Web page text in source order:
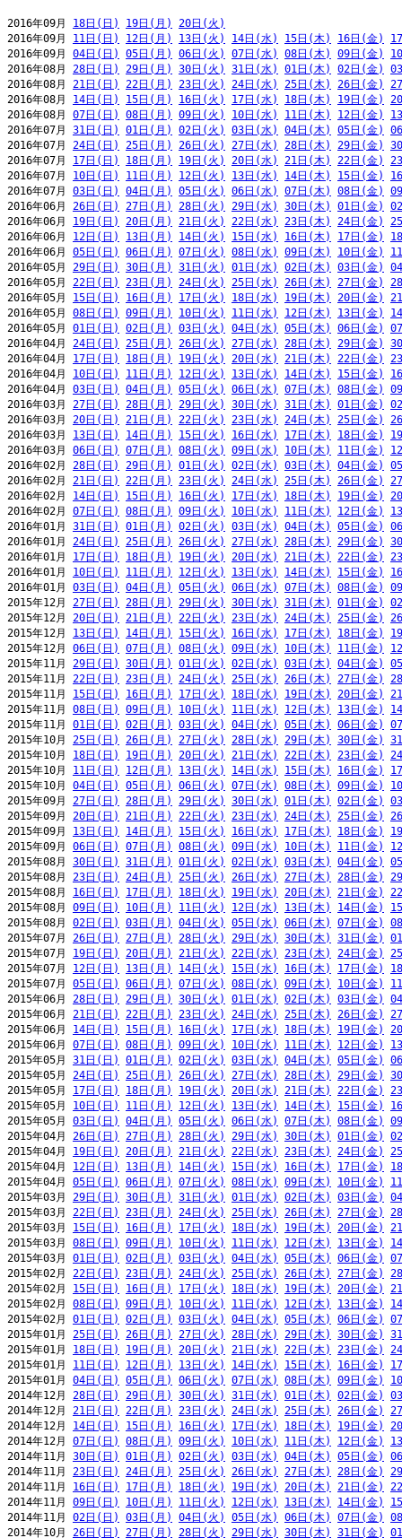
2016年09月 18日(日) 19日(月)
20日(火)
2016年09月 11日(日) 12日(月) 13日(火) 14日(水) 15日(木) 16日(金)
2016年09月 04日(日) 05日(月) 06日(火) 07日(水) 08日(木) 09日(金)
2016年08月 28日(日) 29日(月) 30日(火) 31日(水) 01日(木) 02日(金)
2016年08月 21日(日) 22日(月) 23日(火) 24日(水) 25日(木) 26日(金)
2016年08月 14日(日) 15日(月) 16日(火) 17日(水) 18日(木) 19日(金)
2016年08月 07日(日) 08日(月) 09日(火) 10日(水) 11日(木) 12日(金)
2016年07月 31日(日) 01日(月) 02日(火) 03日(水) 04日(木) 05日(金)
2016年07月 24日(日) 25日(月) 26日(火) 27日(水) 28日(木) 29日(金)
2016年07月 17日(日) 18日(月) 19日(火) 20日(水) 21日(木) 22日(金)
2016年07月 10日(日) 11日(月) 12日(火) 13日(水) 14日(木) 15日(金)
2016年07月 03日(日) 04日(月) 05日(火) 06日(水) 07日(木) 08日(金)
2016年06月 26日(日) 27日(月) 28日(火) 29日(水) 30日(木) 01日(金)
2016年06月 19日(日) 20日(月) 21日(火) 22日(水) 23日(木) 24日(金)
2016年06月 12日(日) 13日(月) 14日(火) 15日(水) 16日(木) 17日(金)
2016年06月 05日(日) 06日(月) 07日(火) 08日(水) 09日(木) 10日(金)
2016年05月 29日(日) 30日(月) 31日(火) 01日(水) 02日(木) 03日(金)
2016年05月 22日(日) 23日(月) 24日(火) 25日(水) 26日(木) 27日(金)
2016年05月 15日(日) 16日(月) 17日(火) 18日(水) 19日(木) 20日(金)
2016年05月 08日(日) 09日(月) 10日(火) 11日(水) 12日(木) 13日(金)
2016年05月 01日(日) 02日(月) 03日(火) 04日(水) 05日(木) 06日(金)
2016年04月 24日(日) 25日(月) 26日(火) 27日(水) 28日(木) 29日(金)
2016年04月 17日(日) 18日(月) 19日(火) 20日(水) 21日(木) 22日(金)
2016年04月 10日(日) 11日(月) 12日(火) 13日(水) 14日(木) 15日(金)
2016年04月 03日(日) 04日(月) 05日(火) 06日(水) 07日(木) 08日(金)
2016年03月 27日(日) 28日(月) 29日(火) 30日(水) 31日(木) 01日(金)
2016年03月 20日(日) 21日(月) 22日(火) 23日(水) 24日(木) 25日(金)
2016年03月 13日(日) 14日(月) 15日(火) 16日(水) 17日(木) 18日(金)
2016年03月 06日(日) 07日(月) 08日(火) 09日(水) 10日(木) 11日(金)
2016年02月 28日(日) 29日(月) 01日(火) 02日(水) 03日(木) 04日(金)
2016年02月 21日(日) 22日(月) 23日(火) 24日(水) 25日(木) 26日(金)
2016年02月 14日(日) 15日(月) 16日(火) 17日(水) 18日(木) 19日(金)
2016年02月 07日(日) 08日(月) 09日(火) 10日(水) 11日(木) 12日(金)
2016年01月 31日(日) 01日(月) 02日(火) 03日(水) 04日(木) 05日(金)
2016年01月 24日(日) 25日(月) 26日(火) 27日(水) 28日(木) 29日(金)
2016年01月 17日(日) 18日(月) 19日(火) 20日(水) 21日(木) 22日(金)
2016年01月 10日(日) 11日(月) 12日(火) 13日(水) 14日(木) 15日(金)
2016年01月 03日(日) 04日(月) 05日(火) 06日(水) 07日(木) 08日(金)
2015年12月 27日(日) 28日(月) 29日(火) 30日(水) 31日(木) 01日(金)
2015年12月 20日(日) 21日(月) 22日(火) 23日(水) 24日(木) 25日(金)
2015年12月 13日(日) 14日(月) 15日(火) 16日(水) 17日(木) 18日(金)
2015年12月 06日(日) 07日(月) 08日(火) 09日(水) 10日(木) 11日(金)
2015年11月 29日(日) 30日(月) 01日(火) 02日(水) 03日(木) 04日(金)
2015年11月 22日(日) 23日(月) 24日(火) 25日(水) 26日(木) 27日(金)
2015年11月 15日(日) 16日(月) 17日(火) 18日(水) 19日(木) 20日(金)
2015年11月 08日(日) 09日(月) 10日(火) 11日(水) 12日(木) 13日(金)
2015年11月 01日(日) 02日(月) 03日(火) 04日(水) 05日(木) 06日(金)
2015年10月 25日(日) 26日(月) 27日(火) 28日(水) 29日(木) 30日(金)
2015年10月 18日(日) 19日(月) 20日(火) 21日(水) 22日(木) 23日(金)
2015年10月 11日(日) 12日(月) 13日(火) 14日(水) 15日(木) 16日(金)
2015年10月 04日(日) 05日(月) 06日(火) 07日(水) 08日(木) 09日(金)
2015年09月 27日(日) 28日(月) 29日(火) 30日(水) 01日(木) 02日(金)
2015年09月 20日(日) 21日(月) 22日(火) 23日(水) 24日(木) 25日(金)
2015年09月 13日(日) 14日(月) 15日(火) 16日(水) 17日(木) 18日(金)
2015年09月 06日(日) 07日(月) 08日(火) 09日(水) 10日(木) 11日(金)
2015年08月 30日(日) 31日(月) 01日(火) 02日(水) 03日(木) 04日(金)
2015年08月 23日(日) 24日(月) 25日(火) 26日(水) 27日(木) 28日(金)
2015年08月 16日(日) 17日(月) 18日(火) 19日(水) 20日(木) 21日(金)
2015年08月 09日(日) 10日(月) 11日(火) 12日(水) 13日(木) 14日(金)
2015年08月 02日(日) 03日(月) 04日(火) 05日(水) 06日(木) 07日(金)
2015年07月 26日(日) 27日(月) 28日(火) 29日(水) 30日(木) 31日(金)
2015年07月 19日(日) 20日(月) 21日(火) 22日(水) 23日(木) 24日(金)
2015年07月 12日(日) 13日(月) 14日(火) 15日(水) 16日(木) 17日(金)
2015年07月 05日(日) 06日(月) 07日(火) 08日(水) 09日(木) 10日(金)
2015年06月 28日(日) 29日(月) 30日(火) 01日(水) 02日(木) 03日(金)
2015年06月 21日(日) 22日(月) 23日(火) 24日(水) 25日(木) 26日(金)
2015年06月 14日(日) 15日(月) 16日(火) 17日(水) 18日(木) 19日(金)
2015年06月 07日(日) 08日(月) 09日(火) 10日(水) 11日(木) 12日(金)
2015年05月 31日(日) 01日(月) 02日(火) 03日(水) 04日(木) 05日(金)
2015年05月 24日(日) 25日(月) 26日(火) 27日(水) 28日(木) 29日(金)
2015年05月 17日(日) 18日(月) 19日(火) 20日(水) 21日(木) 22日(金)
2015年05月 10日(日) 11日(月) 12日(火) 13日(水) 14日(木) 15日(金)
2015年05月 03日(日) 04日(月) 05日(火) 06日(水) 07日(木) 08日(金)
2015年04月 26日(日) 27日(月) 28日(火) 29日(水) 30日(木) 01日(金)
2015年04月 19日(日) 20日(月) 21日(火) 22日(水) 23日(木) 24日(金)
2015年04月 12日(日) 13日(月) 14日(火) 15日(水) 16日(木) 17日(金)
2015年04月 05日(日) 06日(月) 07日(火) 08日(水) 09日(木) 10日(金)
2015年03月 29日(日) 30日(月) 31日(火) 01日(水) 02日(木) 03日(金)
2015年03月 22日(日) 23日(月) 24日(火) 25日(水) 26日(木) 27日(金)
2015年03月 15日(日) 16日(月) 17日(火) 18日(水) 19日(木) 20日(金)
2015年03月 08日(日) 09日(月) 10日(火) 11日(水) 12日(木) 13日(金)
2015年03月 01日(日) 02日(月) 03日(火) 04日(水) 05日(木) 06日(金)
2015年02月 22日(日) 23日(月) 24日(火) 25日(水) 26日(木) 27日(金)
2015年02月 15日(日) 16日(月) 17日(火) 18日(水) 19日(木) 20日(金)
2015年02月 08日(日) 09日(月) 10日(火) 11日(水) 12日(木) 13日(金)
2015年02月 01日(日) 02日(月) 03日(火) 04日(水) 05日(木) 06日(金)
2015年01月 25日(日) 26日(月) 27日(火) 28日(水) 29日(木) 30日(金)
2015年01月 18日(日) 19日(月) 20日(火) 21日(水) 22日(木) 23日(金)
2015年01月 11日(日) 12日(月) 13日(火) 14日(水) 15日(木) 16日(金)
2015年01月 04日(日) 05日(月) 06日(火) 07日(水) 08日(木) 09日(金)
2014年12月 28日(日) 29日(月) 30日(火) 31日(水) 01日(木) 02日(金)
2014年12月 21日(日) 22日(月) 23日(火) 24日(水) 25日(木) 26日(金)
2014年12月 14日(日) 15日(月) 16日(火) 17日(水) 18日(木) 19日(金)
2014年12月 07日(日) 08日(月) 09日(火) 10日(水) 11日(木) 12日(金)
2014年11月 30日(日) 01日(月) 02日(火) 03日(水) 04日(木) 05日(金)
2014年11月 23日(日) 24日(月) 25日(火) 26日(水) 27日(木) 28日(金)
2014年11月 16日(日) 17日(月) 18日(火) 19日(水) 20日(木) 21日(金)
2014年11月 09日(日) 10日(月) 11日(火) 12日(水) 13日(木) 14日(金)
2014年11月 02日(日) 03日(月) 04日(火) 05日(水) 06日(木) 07日(金)
2014年10月 26日(日) 27日(月) 28日(火) 29日(水) 30日(木) 31日(金)